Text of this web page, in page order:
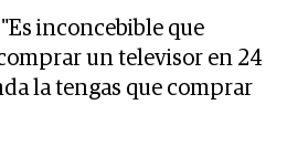
inconcebible que
un televisor en 24
la tengas que comprar